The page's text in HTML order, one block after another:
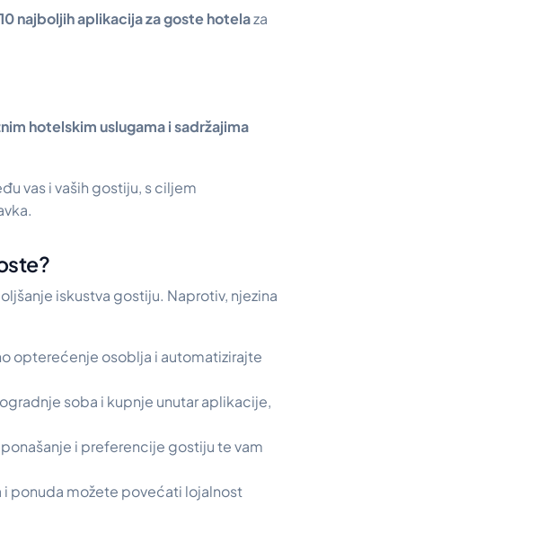
10 najboljih aplikacija za goste hotelaza
hotelskim uslugama i sadržajima
vas i vaših gostiju, s ciljem
iskustva gostiju. Naprotiv, njezina
opterećenje osoblja i automatizirajte
soba i kupnje unutar aplikacije,
i preferencije gostiju te vam
ponuda možete povećati lojalnost